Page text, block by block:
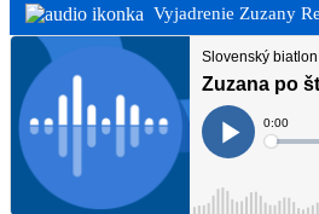
Vyjadrenie Zuzany